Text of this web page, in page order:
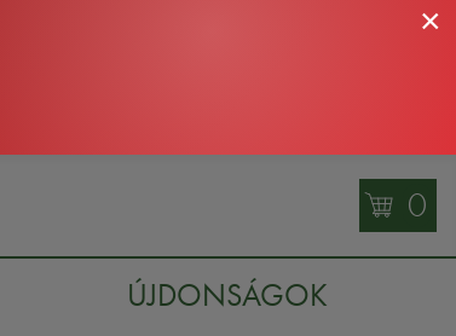
×
0
ÚJDONSÁGOK